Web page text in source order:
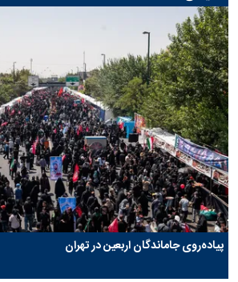
پیاده‌روی جاماندگان اربعین در تهران